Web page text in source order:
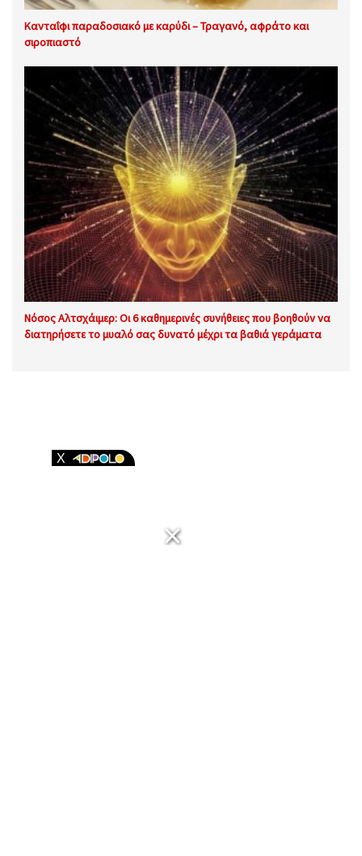
Κανταΐφι παραδοσιακό με καρύδι – Τραγανό, αφράτο και
σιροπιαστό
Νόσος Αλτσχάιμερ: Οι 6 καθημερινές συνήθειες που βοηθούν να
διατηρήσετε το μυαλό σας δυνατό μέχρι τα βαθιά γεράματα